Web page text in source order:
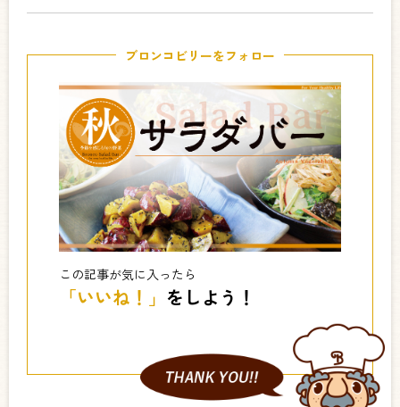
ブロンコビリーをフォロー
この記事が気に入ったら
「いいね！」 をしよう！